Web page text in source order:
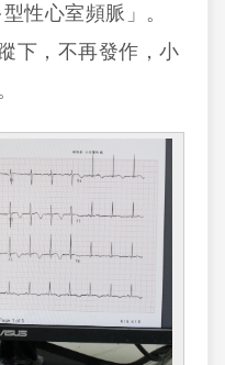
性心室頻脈」。
下，不再發作，小